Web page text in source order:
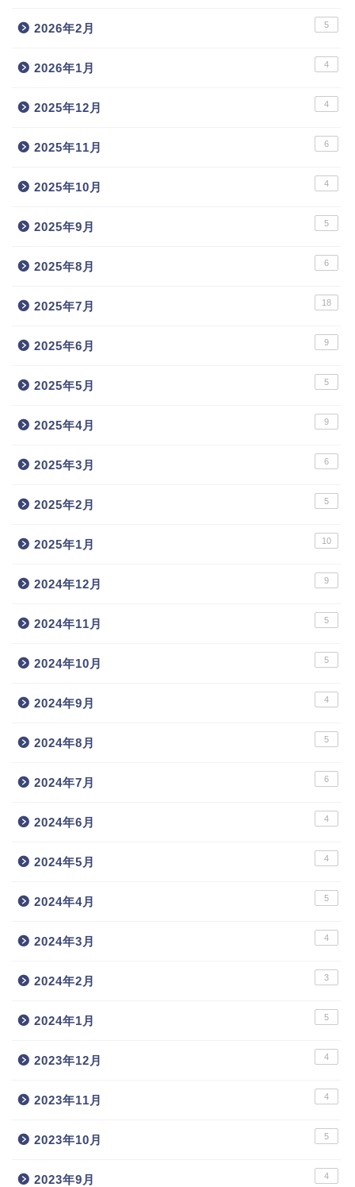
2026年2月 5
2026年1月 4
2025年12月 4
2025年11月 6
2025年10月 4
2025年9月 5
2025年8月 6
2025年7月 18
2025年6月 9
2025年5月 5
2025年4月 9
2025年3月 6
2025年2月 5
2025年1月 10
2024年12月 9
2024年11月 5
2024年10月 5
2024年9月 4
2024年8月 5
2024年7月 6
2024年6月 4
2024年5月 4
2024年4月 5
2024年3月 4
2024年2月 3
2024年1月 5
2023年12月 4
2023年11月 4
2023年10月 5
2023年9月 4